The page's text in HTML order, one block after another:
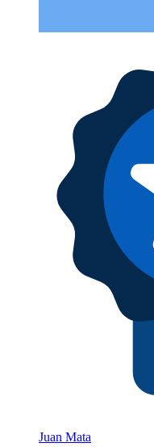
Juan Mata